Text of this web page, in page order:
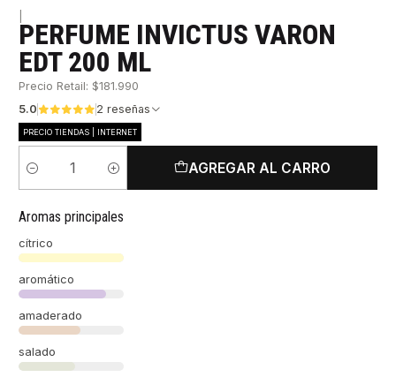
PERFUME INVICTUS VARON
EDT 200 ML
Precio Retail: $181.990
5.0
2 reseñas
PRECIO TIENDAS | INTERNET
Cantidad
AGREGAR AL CARRO
Aromas principales
cítrico
aromático
amaderado
salado